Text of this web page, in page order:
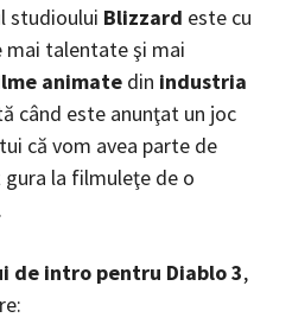
studioului Blizzard este cu
mai talentate şi mai
animate din industria
când este anunţat un joc
că vom avea parte de
la filmuleţe de o
.
de intro pentru Diablo 3,